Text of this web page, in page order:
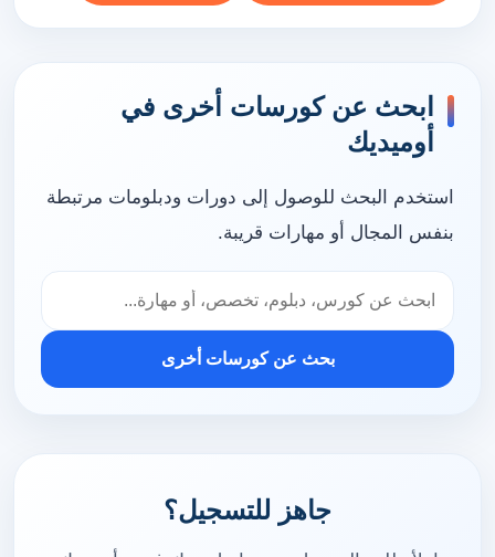
ابحث عن كورسات أخرى في
أوميديك
استخدم البحث للوصول إلى دورات ودبلومات مرتبطة
بنفس المجال أو مهارات قريبة.
بحث عن كورسات أخرى
جاهز للتسجيل؟